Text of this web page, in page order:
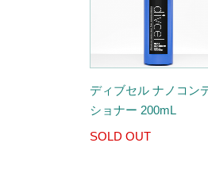
ディブセル ナノコン
ショナー 200mL
SOLD OUT